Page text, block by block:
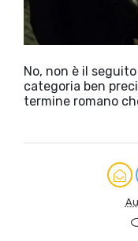
No, non è il
categoria ben
termine romano